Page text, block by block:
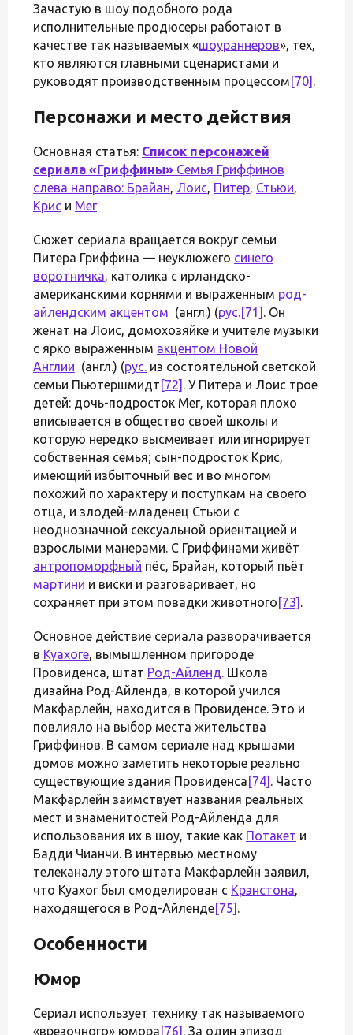
Зачастую в шоу подобного рода
исполнительные продюсеры работают в
качестве так называемых «шоураннеров», тех,
кто являются главными сценаристами и
руководят производственным процессом [70] .
Персонажи и место действия
Основная статья: Список персонажей
сериала «Гриффины» Семья Гриффинов
слева направо: Брайан, Лоис, Питер, Стьюи,
Крис и Мег
Сюжет сериала вращается вокруг семьи
Питера Гриффина — неуклюжего синего
воротничка, католика с ирландско-
американскими корнями и выраженным род-
айлендским акцентом (англ.) (рус.[71] . Он
женат на Лоис, домохозяйке и учителе музыки
с ярко выраженным акцентом Новой
Англии (англ.) (рус. из состоятельной светской
семьи Пьютершмидт [72] . У Питера и Лоис трое
детей: дочь-подросток Мег, которая плохо
вписывается в общество своей школы и
которую нередко высмеивает или игнорирует
собственная семья; сын-подросток Крис,
имеющий избыточный вес и во многом
похожий по характеру и поступкам на своего
отца, и злодей-младенец Стьюи с
неоднозначной сексуальной ориентацией и
взрослыми манерами. С Гриффинами живёт
антропоморфный пёс, Брайан, который пьёт
мартини и виски и разговаривает, но
сохраняет при этом повадки животного [73] .
Основное действие сериала разворачивается
в Куахоге, вымышленном пригороде
Провиденса, штат Род-Айленд. Школа
дизайна Род-Айленда, в которой учился
Макфарлейн, находится в Провиденсе. Это и
повлияло на выбор места жительства
Гриффинов. В самом сериале над крышами
домов можно заметить некоторые реально
существующие здания Провиденса [74] . Часто
Макфарлейн заимствует названия реальных
мест и знаменитостей Род-Айленда для
использования их в шоу, такие как Потакет и
Бадди Чианчи. В интервью местному
телеканалу этого штата Макфарлейн заявил,
что Куахог был смоделирован с Крэнстона,
находящегося в Род-Айленде[75] .
Особенности
Юмор
Сериал использует технику так называемого
«врезочного» юмора [76] . За один эпизод